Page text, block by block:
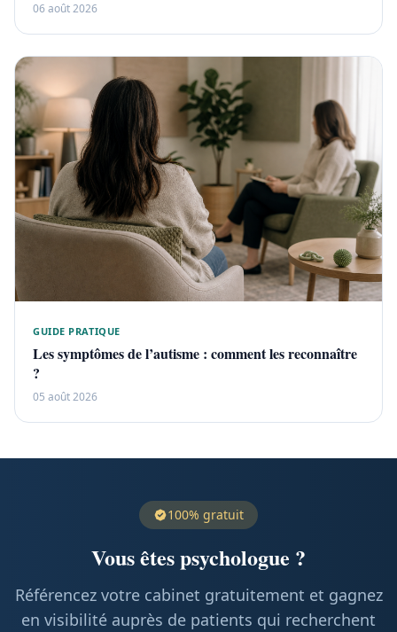
06 août 2026
GUIDE PRATIQUE
Les symptômes de l’autisme : comment les reconnaître
?
05 août 2026
100% gratuit
Vous êtes psychologue ?
Référencez votre cabinet gratuitement et gagnez
en visibilité auprès de patients qui recherchent